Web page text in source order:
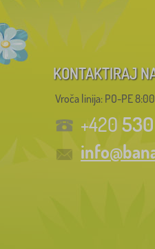
KONTAKTIRAJ
Vroča linija: PO-PE
+420530